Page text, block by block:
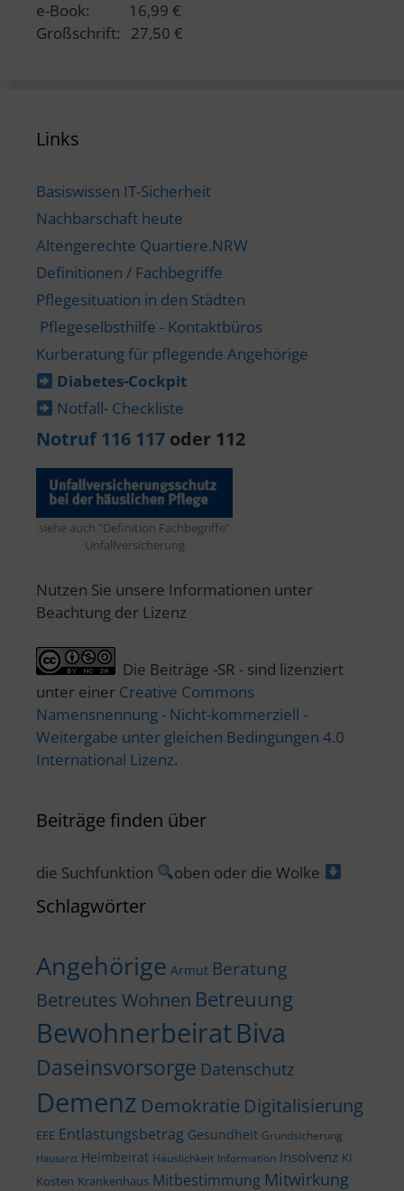
e-Book: 16,99 €
Großschrift: 27,50 €
Links
Basiswissen IT-Sicherheit
Nachbarschaft heute
Altengerechte Quartiere.NRW
Definitionen / Fachbegriffe
Pflegesituation in den Städten
Pflegeselbsthilfe - Kontaktbüros
Kurberatung für pflegende Angehörige
Diabetes-​Cockpit
Notfall- Checkliste
Notruf 116 117 oder 112
siehe auch "Definition Fachbegriffe"
Unfallversicherung
Nutzen Sie unsere Informationen unter
Beachtung der Lizenz
Die Beiträge -SR - sind lizenziert
unter einer Creative Commons
Namensnennung - Nicht-kommerziell -
Weitergabe unter gleichen Bedingungen 4.0
International Lizenz.
Beiträge finden über
die Suchfunktion oben oder die Wolke
Schlagwörter
Angehörige Armut Beratung
Betreutes Wohnen Betreuung
BewohnerbeiratBiva
Daseinsvorsorge Datenschutz
Demenz Demokratie Digitalisierung
EEE Entlastungsbetrag Gesundheit Grundsicherung
Hausarzt Heimbeirat Häuslichkeit Information Insolvenz KI
Kosten Krankenhaus Mitbestimmung Mitwirkung